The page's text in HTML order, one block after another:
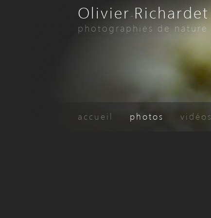
Olivier-Richardet
photographies de nature
accueil photos vidéos